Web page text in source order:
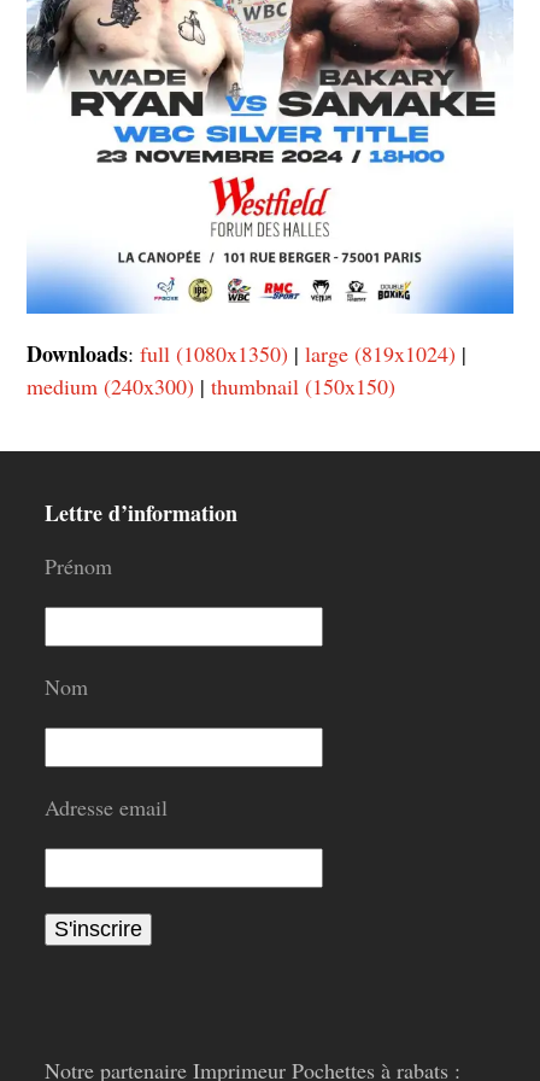
Downloads:full (1080x1350) |large (819x1024) |
medium (240x300) |thumbnail (150x150)
Lettre d’information
Prénom
Nom
Adresse email
Notre partenaire Imprimeur Pochettes à rabats :